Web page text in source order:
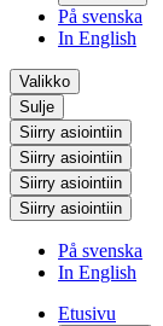
På svenska
In English
Valikko
Sulje
Siirry asiointiin
Siirry asiointiin
Siirry asiointiin
Siirry asiointiin
På svenska
In English
Etusivu